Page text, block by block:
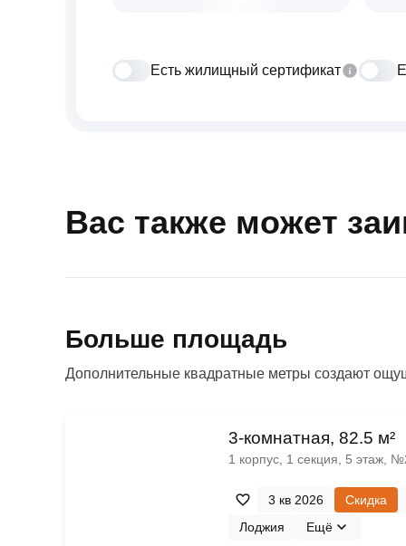
Есть жилищный сертификат
Вас также может
Больше площадь
Дополнительные квадратные метры создают
3-комнатная, 82.5 м²
1 корпус, 1 секция, 5 этаж,
3 кв 2026
Скидка
Лоджия
Ещё